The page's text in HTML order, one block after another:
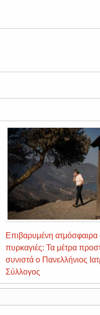
Επιβαρυμένη ατμόσφαιρα
πυρκαγιές: Τα μέτρα
συνιστά ο Πανελλήνιος
Σύλλογος